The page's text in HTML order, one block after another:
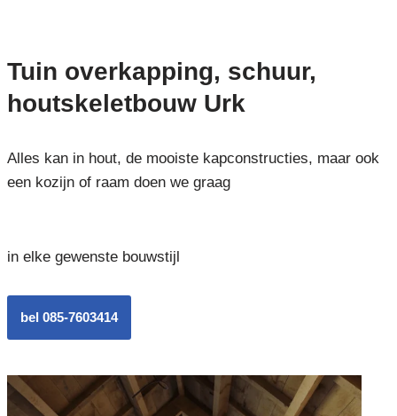
Tuin overkapping, schuur,
houtskeletbouw Urk
Alles kan in hout, de mooiste kapconstructies, maar ook
een kozijn of raam doen we graag
in elke gewenste bouwstijl
bel 085-7603414